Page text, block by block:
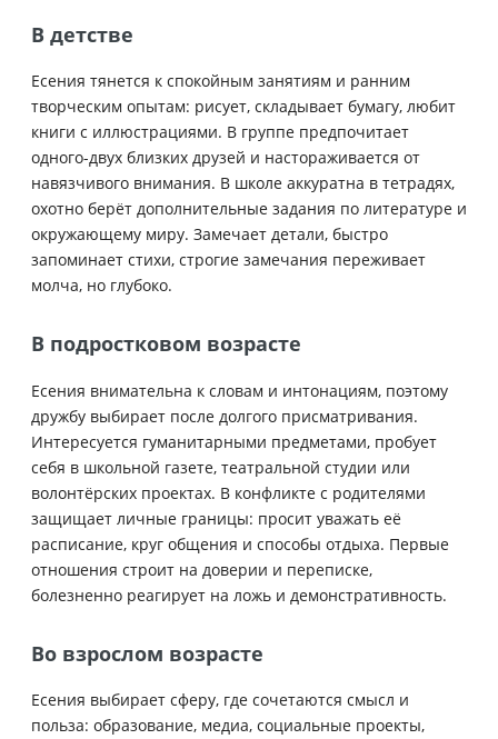
В детстве
Есения тянется к спокойным занятиям и ранним
творческим опытам: рисует, складывает бумагу, любит
книги с иллюстрациями. В группе предпочитает
одного-двух близких друзей и настораживается от
навязчивого внимания. В школе аккуратна в тетрадях,
охотно берёт дополнительные задания по литературе и
окружающему миру. Замечает детали, быстро
запоминает стихи, строгие замечания переживает
молча, но глубоко.
В подростковом возрасте
Есения внимательна к словам и интонациям, поэтому
дружбу выбирает после долгого присматривания.
Интересуется гуманитарными предметами, пробует
себя в школьной газете, театральной студии или
волонтёрских проектах. В конфликте с родителями
защищает личные границы: просит уважать её
расписание, круг общения и способы отдыха. Первые
отношения строит на доверии и переписке,
болезненно реагирует на ложь и демонстративность.
Во взрослом возрасте
Есения выбирает сферу, где сочетаются смысл и
польза: образование, медиа, социальные проекты,